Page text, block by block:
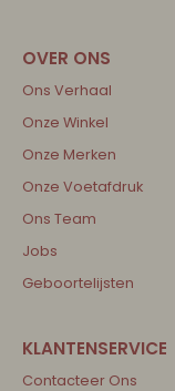
Ons Verhaal
Onze Winkel
Onze Merken
Onze Voetafdruk
Ons Team
Jobs
Geboortelijsten
Contacteer Ons